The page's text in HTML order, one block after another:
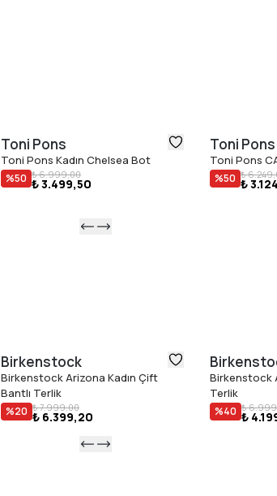
Toni Pons
Toni Pons Kadın Chelsea Bot
%50 ₺ 6.999,00
₺ 3.499,50
Toni Pons
Toni Pons
%50 ₺
₺
Birkenstock
Birkenstock Arizona Kadın Çift
Bantlı Terlik
%20 ₺ 7.999,00
₺ 6.399,20
Birkenstock
Terlik
%40 ₺
₺